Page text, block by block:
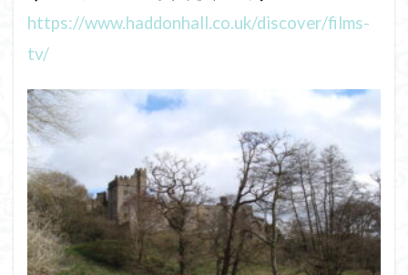
https://www.haddonhall.co.uk/discover/films-
tv/